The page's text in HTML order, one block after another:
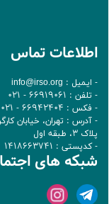
اطلاعات تماس
- ایمیل : info@irso.org
- تلفن : 66919061 - 021
- فکس : 66942404 - 021
- آدرس : تهران، خيابان
پلاک 3، طبقه اول
- کدپستی : 1418663741
شبکه های